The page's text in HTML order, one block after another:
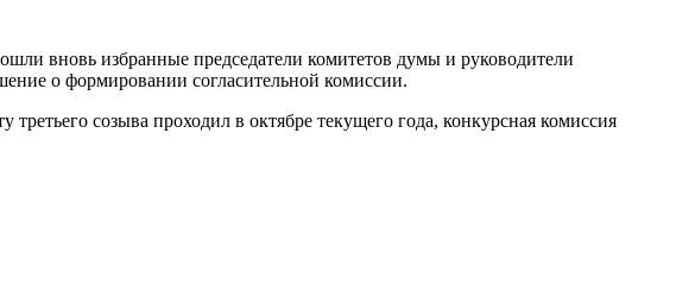
вновь избранные председатели комитетов думы и руководители
о формировании согласительной комиссии.
созыва проходил в октябре текущего года, конкурсная комиссия